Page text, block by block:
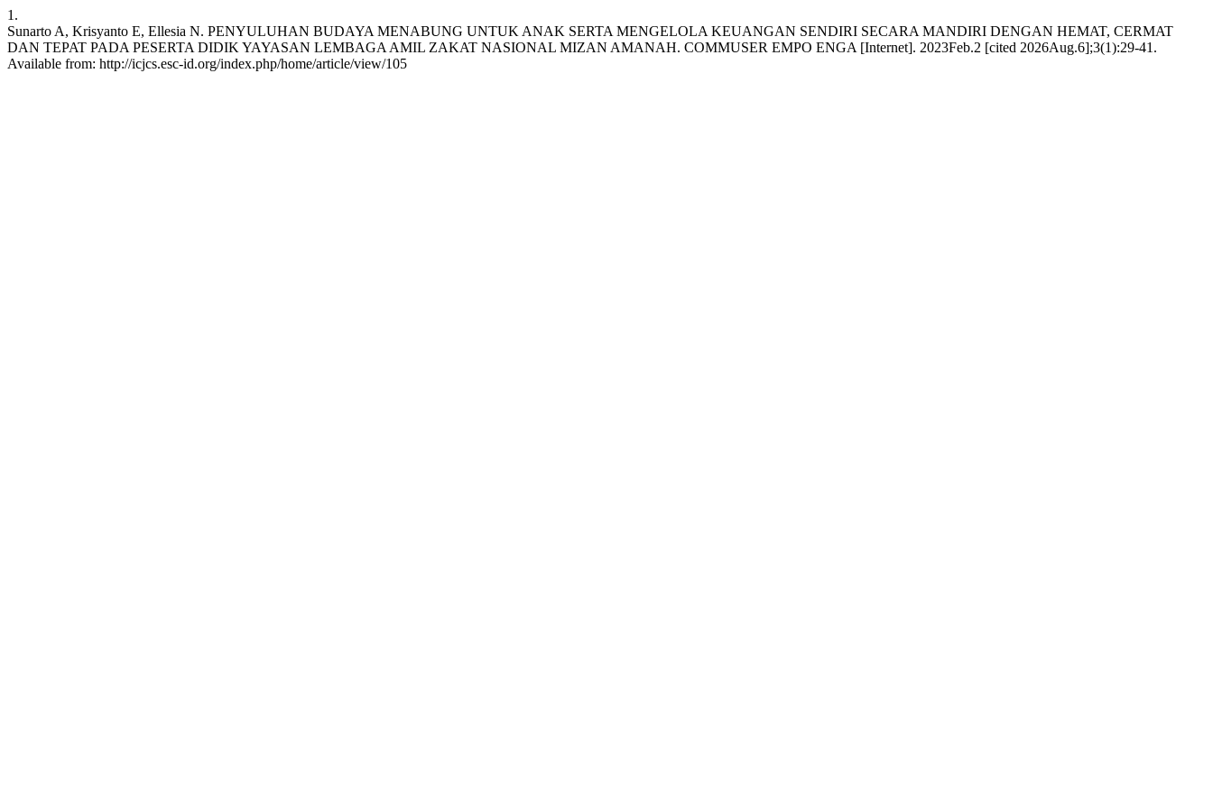
1.
Sunarto A, Krisyanto E, Ellesia N. PENYULUHAN BUDAYA MENABUNG UNTUK ANAK SERTA MENGELOLA KEUANGAN SENDIRI SECARA MANDIRI DENGAN HEMAT, CERMAT
DAN TEPAT PADA PESERTA DIDIK YAYASAN LEMBAGA AMIL ZAKAT NASIONAL MIZAN AMANAH. COMMUSER EMPO ENGA [Internet]. 2023Feb.2 [cited 2026Aug.6];3(1):29-41.
Available from: http://icjcs.esc-id.org/index.php/home/article/view/105